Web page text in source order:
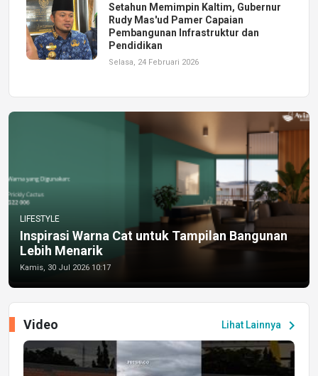
Setahun Memimpin Kaltim, Gubernur
Rudy Mas'ud Pamer Capaian
Pembangunan Infrastruktur dan
Pendidikan
Selasa, 24 Februari 2026
LIFESTYLE
Inspirasi Warna Cat untuk Tampilan Bangunan
Lebih Menarik
Kamis, 30 Jul 2026 10:17
Lihat Lainnya chevron_right
Video